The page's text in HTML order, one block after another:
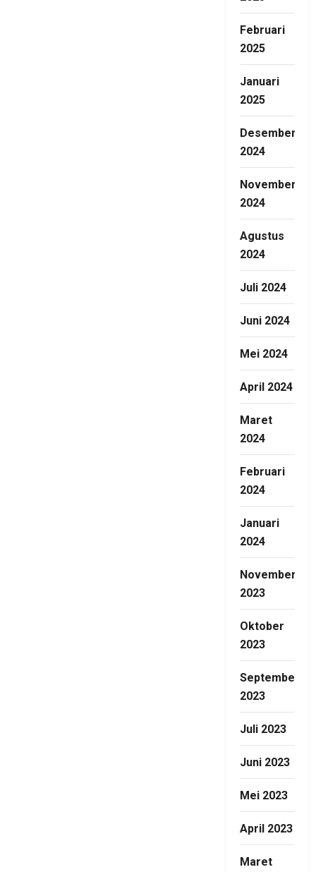
Februari
2025
Januari
2025
Desember
2024
November
2024
Agustus
2024
Juli 2024
Juni 2024
Mei 2024
April 2024
Maret
2024
Februari
2024
Januari
2024
November
2023
Oktober
2023
September
2023
Juli 2023
Juni 2023
Mei 2023
April 2023
Maret